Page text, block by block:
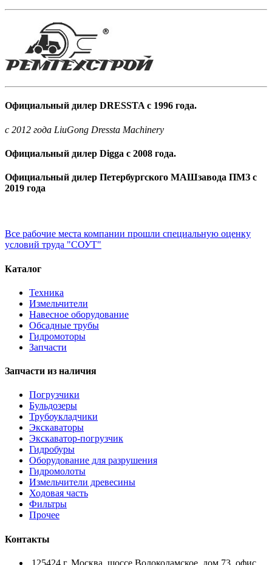
Официальный дилер DRESSTA с 1996 года.
c 2012 года LiuGong Dressta Machinery
Официальный дилер Digga с 2008 года.
Официальный дилер Петербургского МАШзавода ПМЗ с
2019 года
Все рабочие места компании прошли специальную оценку
условий труда "СОУТ"
Каталог
Техника
Измельчители
Навесное оборудование
Обсадные трубы
Гидромоторы
Запчасти
Запчасти из наличия
Погрузчики
Бульдозеры
Трубоукладчики
Экскаваторы
Экскаватор-погрузчик
Гидробуры
Оборудование для разрушения
Гидромолоты
Измельчители древесины
Ходовая часть
Фильтры
Прочее
Контакты
125424 г. Москва, шоссе Волоколамское, дом 73, офис